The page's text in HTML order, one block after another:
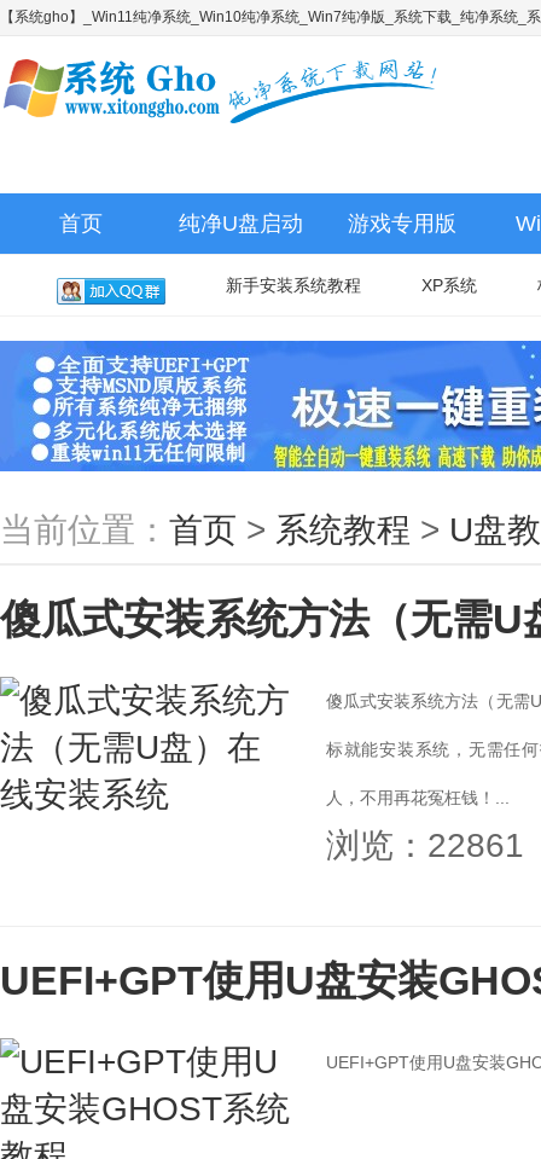
【系统gho】_Win11纯净系统_Win10纯净系统_Win7纯净版_系统下载_纯净系统_
首页 纯净U盘启动 游戏专用版
新手安装系统教程 XP系统
当前位置： 首页 > 系统教程 > U盘
傻瓜式安装系统方法（无需U
傻瓜式安装系统方法（无需
标就能安装系统，无需任
人，不用再花冤枉钱！...
浏览：22861
UEFI+GPT使用U盘安装
UEFI+GPT使用U盘安装